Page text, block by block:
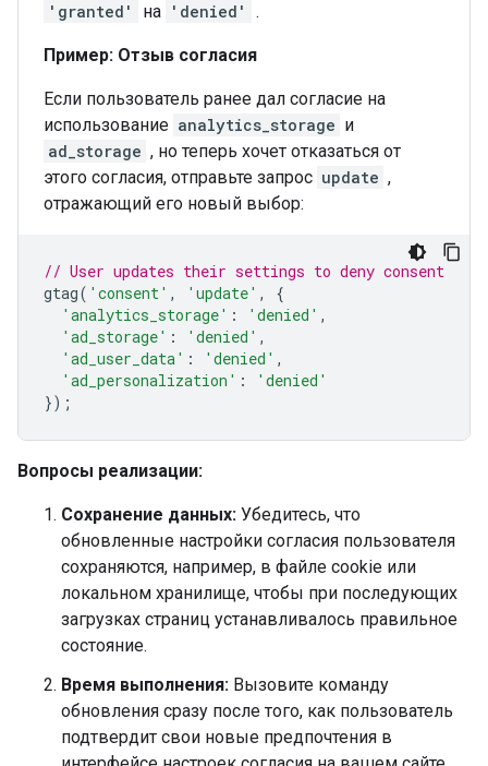
'granted'
на 'denied' .
Пример: Отзыв согласия
Если пользователь ранее дал согласие на
использование analytics_storage и
ad_storage , но теперь хочет отказаться от
этого согласия, отправьте запрос update ,
отражающий его новый выбор:
// User updates their settings to deny consent
gtag( 'consent' , 'update' ,
{
'analytics_storage' : 'denied' ,
'ad_storage' : 'denied' ,
'ad_user_data' : 'denied' ,
'ad_personalization' :
'denied'
});
Вопросы реализации:
Сохранение данных: Убедитесь, что
обновленные настройки согласия пользователя
сохраняются, например, в файле cookie или
локальном хранилище, чтобы при последующих
загрузках страниц устанавливалось правильное
состояние.
Время выполнения: Вызовите команду
обновления сразу после того, как пользователь
подтвердит свои новые предпочтения в